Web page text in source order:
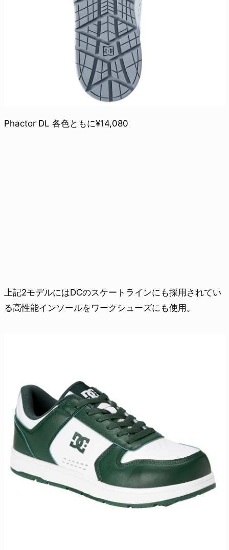
Phactor DL 各色ともに¥14,080
上記2モデルにはDCのスケートラインにも採用されてい
る高性能インソールをワークシューズにも使用。